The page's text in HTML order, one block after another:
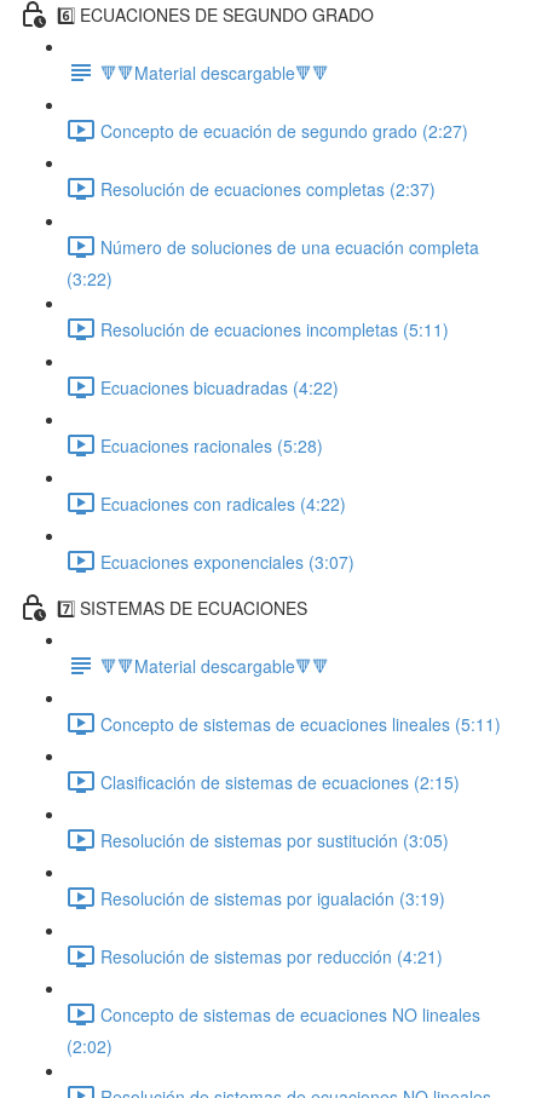
6️⃣ ECUACIONES DE SEGUNDO GRADO
🔻🔻Material descargable🔻🔻
Concepto de ecuación de segundo grado (2:27)
Resolución de ecuaciones completas (2:37)
Número de soluciones de una ecuación completa
(3:22)
Resolución de ecuaciones incompletas (5:11)
Ecuaciones bicuadradas (4:22)
Ecuaciones racionales (5:28)
Ecuaciones con radicales (4:22)
Ecuaciones exponenciales (3:07)
7️⃣ SISTEMAS DE ECUACIONES
🔻🔻Material descargable🔻🔻
Concepto de sistemas de ecuaciones lineales (5:11)
Clasificación de sistemas de ecuaciones (2:15)
Resolución de sistemas por sustitución (3:05)
Resolución de sistemas por igualación (3:19)
Resolución de sistemas por reducción (4:21)
Concepto de sistemas de ecuaciones NO lineales
(2:02)